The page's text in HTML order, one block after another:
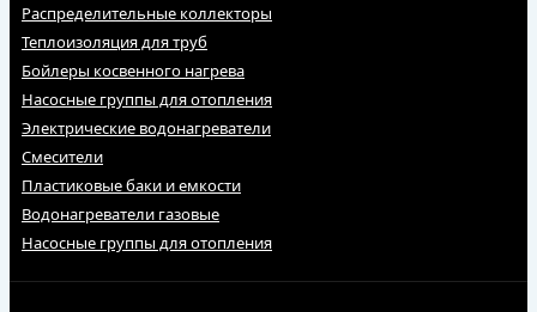
Распределительные коллекторы
Теплоизоляция для труб
Бойлеры косвенного нагрева
Насосные группы для отопления
Электрические водонагреватели
Смесители
Пластиковые баки и емкости
Водонагреватели газовые
Насосные группы для отопления